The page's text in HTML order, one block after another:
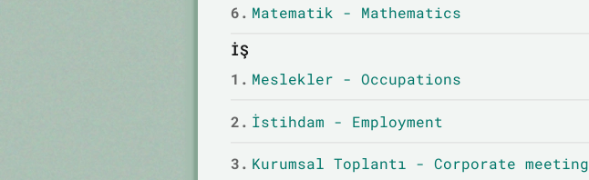
6. Matematik - Mathematics
İŞ
1. Meslekler - Occupations
2. İstihdam - Employment
3. Kurumsal Toplantı - Corporate meeting